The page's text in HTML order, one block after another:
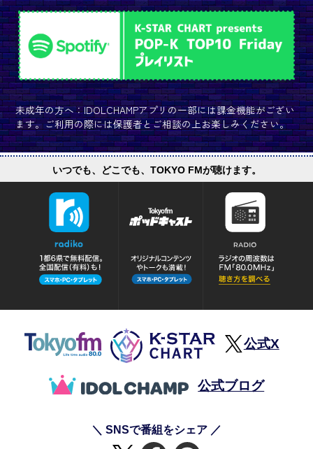
未成年の方へ：IDOLCHAMPアプリの一部には課金機能がござい
ます。ご利用の際には保護者とご相談の上お楽しみください。
いつでも、どこでも、TOKYO FMが聴けます。
公式X
公式ブログ
＼ SNSで番組をシェア ／